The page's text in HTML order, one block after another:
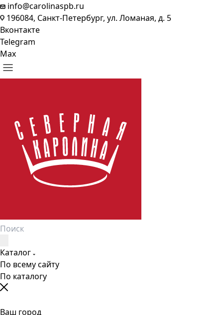
info@carolinaspb.ru
196084, Санкт-Петербург, ул. Ломаная, д. 5
Вконтакте
Telegram
Max
Каталог
По всему сайту
По каталогу
Ваш город